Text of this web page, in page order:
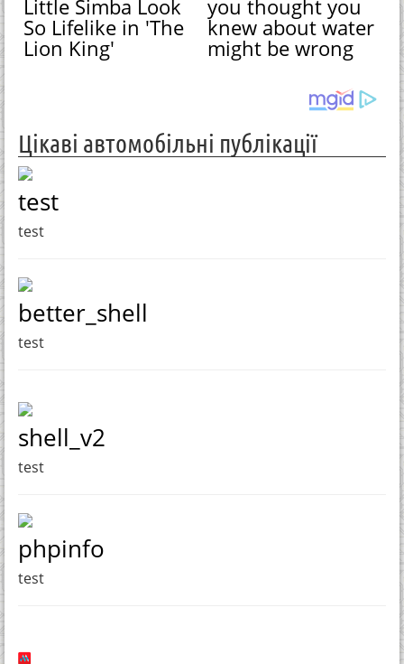
Little Simba Look
So Lifelike in 'The
Lion King'
you thought you
knew about water
might be wrong
Цікаві автомобільні публікації
test
test
better_shell
test
shell_v2
test
phpinfo
test